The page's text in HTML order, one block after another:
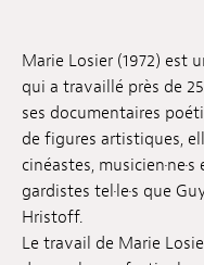
Soumissions
Archives
Publications
Marie Losier (1972) est
qui a travaillé près de
ses documentaires
de figures artistiques,
cinéastes,
gardistes tel·le·s que
Hristoff.
Le travail de Marie